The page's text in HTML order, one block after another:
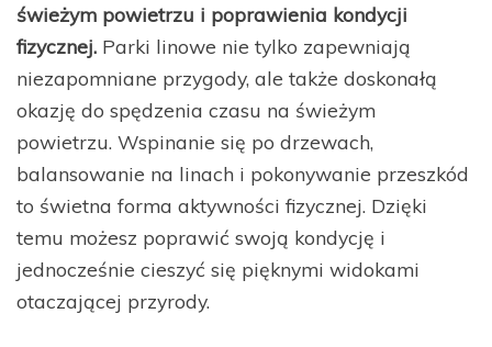
świeżym powietrzu i poprawienia kondycji
fizycznej. Parki linowe nie tylko zapewniają
niezapomniane przygody, ale także doskonałą
okazję do spędzenia czasu na świeżym
powietrzu. Wspinanie się po drzewach,
balansowanie na linach i pokonywanie przeszkód
to świetna forma aktywności fizycznej. Dzięki
temu możesz poprawić swoją kondycję i
jednocześnie cieszyć się pięknymi widokami
otaczającej przyrody.